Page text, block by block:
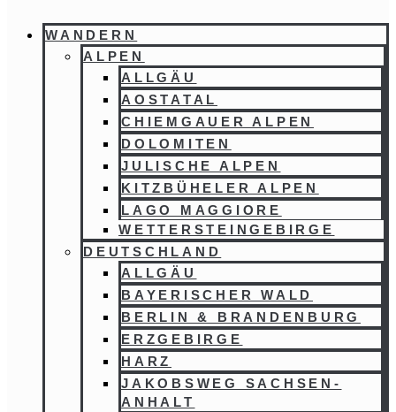
WANDERN
ALPEN
ALLGÄU
AOSTATAL
CHIEMGAUER ALPEN
DOLOMITEN
JULISCHE ALPEN
KITZBÜHELER ALPEN
LAGO MAGGIORE
WETTERSTEINGEBIRGE
DEUTSCHLAND
ALLGÄU
BAYERISCHER WALD
BERLIN & BRANDENBURG
ERZGEBIRGE
HARZ
JAKOBSWEG SACHSEN-
ANHALT